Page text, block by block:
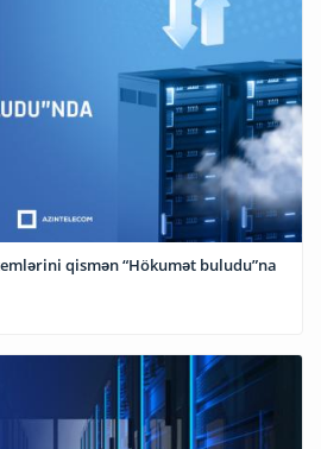
qismən “Hökumət buludu”na